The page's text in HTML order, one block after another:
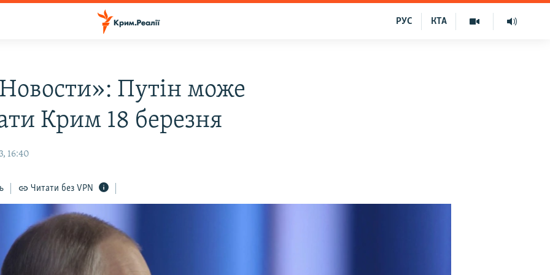
КТА
РУС
Путін може
Крим 18 березня
16:40
Читати без VPN